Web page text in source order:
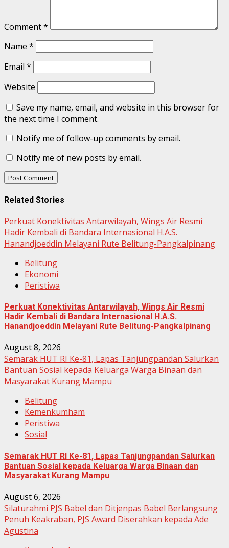
Comment*
Name *
Email *
Website
Save my name, email, and website in this browser for
the next time I comment.
Notify me of follow-up comments by email.
Notify me of new posts by email.
Related Stories
Perkuat Konektivitas Antarwilayah, Wings Air Resmi
Hadir Kembali di Bandara Internasional H.A.S.
Hanandjoeddin Melayani Rute Belitung-Pangkalpinang
Belitung
Ekonomi
Peristiwa
Perkuat Konektivitas Antarwilayah, Wings Air Resmi
Hadir Kembali di Bandara Internasional H.A.S.
Hanandjoeddin Melayani Rute Belitung-Pangkalpinang
August 8, 2026
Semarak HUT RI Ke-81, Lapas Tanjungpandan Salurkan
Bantuan Sosial kepada Keluarga Warga Binaan dan
Masyarakat Kurang Mampu
Belitung
Kemenkumham
Peristiwa
Sosial
Semarak HUT RI Ke-81, Lapas Tanjungpandan Salurkan
Bantuan Sosial kepada Keluarga Warga Binaan dan
Masyarakat Kurang Mampu
August 6, 2026
Silaturahmi PJS Babel dan Ditjenpas Babel Berlangsung
Penuh Keakraban, PJS Award Diserahkan kepada Ade
Agustina